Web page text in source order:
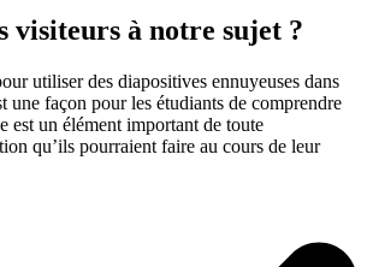
visiteurs à notre sujet ?
utiliser des diapositives ennuyeuses dans
une façon pour les étudiants de comprendre
est un élément important de toute
qu’ils pourraient faire au cours de leur